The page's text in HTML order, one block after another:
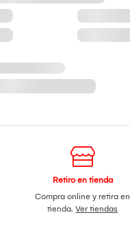
Retiro en tienda
Compra online y retira en
tienda.Ver tiendas